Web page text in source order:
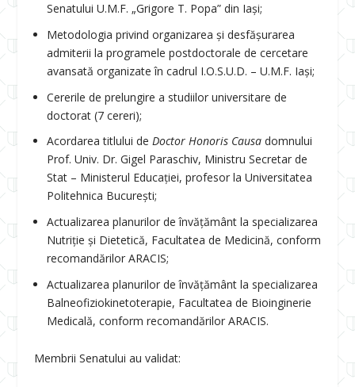
Senatului U.M.F. „Grigore T. Popa” din Iași;
Metodologia privind organizarea și desfășurarea
admiterii la programele postdoctorale de cercetare
avansată organizate în cadrul I.O.S.U.D. – U.M.F. Iași;
Cererile de prelungire a studiilor universitare de
doctorat (7 cereri);
Acordarea titlului de Doctor Honoris Causadomnului
Prof. Univ. Dr. Gigel Paraschiv, Ministru Secretar de
Stat – Ministerul Educației, profesor la Universitatea
Politehnica București;
Actualizarea planurilor de învățământ la specializarea
Nutriție și Dietetică, Facultatea de Medicină, conform
recomandărilor ARACIS;
Actualizarea planurilor de învățământ la specializarea
Balneofiziokinetoterapie, Facultatea de Bioinginerie
Medicală, conform recomandărilor ARACIS.
Membrii Senatului au validat: